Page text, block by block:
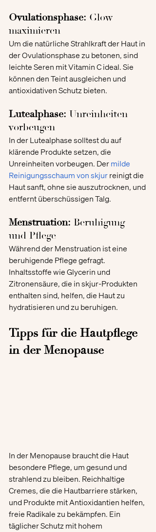
Ovulationsphase: Glow
maximieren
Um die natürliche Strahlkraft der Haut in
der Ovulationsphase zu betonen, sind
leichte Seren mit Vitamin C ideal. Sie
können den Teint ausgleichen und
antioxidativen Schutz bieten.
Lutealphase: Unreinheiten
vorbeugen
In der Lutealphase solltest du auf
klärende Produkte setzen, die
Unreinheiten vorbeugen. Dermilde
Reinigungsschaum von skjur reinigt die
Haut sanft, ohne sie auszutrocknen, und
entfernt überschüssigen Talg.
Menstruation: Beruhigung
und Pflege
Während der Menstruation ist eine
beruhigende Pflege gefragt.
Inhaltsstoffe wie Glycerin und
Zitronensäure, die in skjur-Produkten
enthalten sind, helfen, die Haut zu
hydratisieren und zu beruhigen.
Tipps für die Hautpflege
in der Menopause
In der Menopause braucht die Haut
besondere Pflege, um gesund und
strahlend zu bleiben. Reichhaltige
Cremes, die die Hautbarriere stärken,
und Produkte mit Antioxidantien helfen,
freie Radikale zu bekämpfen. Ein
täglicher Schutz mit hohem